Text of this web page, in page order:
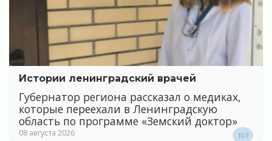
Истории ленинградский врачей
Губернатор региона рассказал о медиках,
которые переехали в Ленинградскую
область по программе «Земский доктор»
08 августа 2026 107